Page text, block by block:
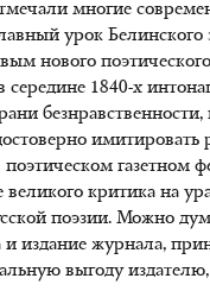
многие
урок Белинского
нового
середине 1840-х
имитировать
поэтическом газетном
великого критика на
поэзии. Можно
издание журнала,
выгоду